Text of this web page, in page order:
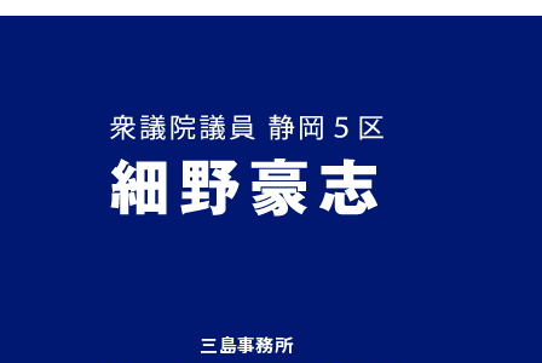
三島事務所